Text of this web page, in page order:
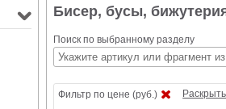
Бисер, бусы,
Поиск по выбранному разделу
Фильтр по цене (руб.)